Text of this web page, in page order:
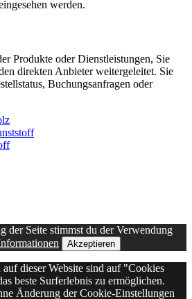
werden.
Produkte oder Dienstleistungen, Sie
direkten Anbieter weitergeleitet. Sie
Buchungsanfragen oder
der Seite stimmst du der Verwendung
Akzeptieren
dieser Website sind auf "Cookies
beste Surferlebnis zu ermöglichen.
Änderung der Cookie-Einstellungen